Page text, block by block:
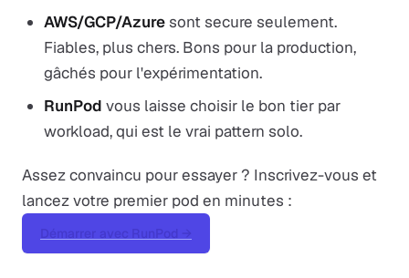
AWS/GCP/Azuresont secure seulement.
Fiables, plus chers. Bons pour la production,
gâchés pour l'expérimentation.
RunPod vous laisse choisir le bon tier par
workload, qui est le vrai pattern solo.
Assez convaincu pour essayer ? Inscrivez-vous et
lancez votre premier pod en minutes :
Démarrer avec RunPod →